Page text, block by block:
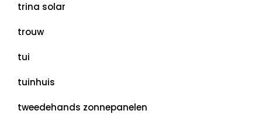
trina solar
trouw
tui
tuinhuis
tweedehands zonnepanelen